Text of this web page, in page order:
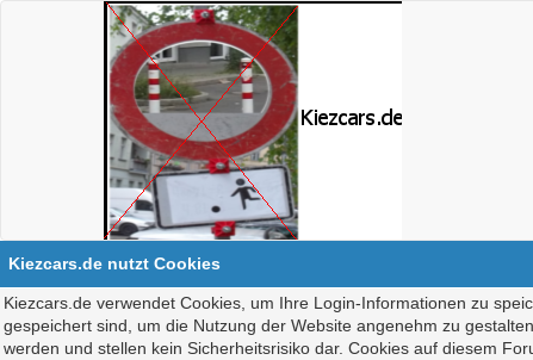
Kiezcars.de nutzt Cookies
Kiezcars.de verwendet Cookies, um Ihre Login-Informationen zu
gespeichert sind, um die Nutzung der Website angenehm zu
werden und stellen kein Sicherheitsrisiko dar. Cookies auf diesem